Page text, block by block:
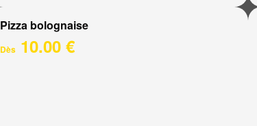
Pizza bolognaise
Dès10.00 €